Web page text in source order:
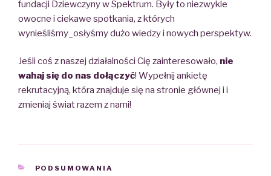
fundacji Dziewczyny w Spektrum. Były to niezwykle
owocne i ciekawe spotkania, z których
wynieśliśmy_osłyśmydużo wiedzyi nowych perspektyw.
Jeśli coś z naszej działalności Cię zainteresowało, nie
wahaj się do nas dołączyć! Wypełnij ankietę
rekrutacyjną, która znajduje się na stronie głównej i i
zmieniaj świat razem z nami!
CATEGORIES
PODSUMOWANIA